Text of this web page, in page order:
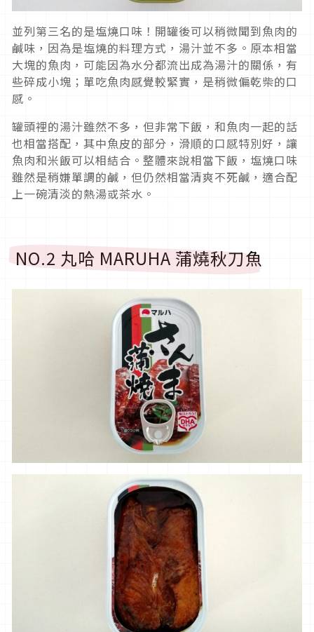
並列第三名的是塩燒口味！開罐後可以稍微聞到魚肉的
鹹味，因為是塩燒的料理方式，湯汁並不多。原本相當
大塊的魚肉，可能因為水分都流出成為湯汁的關係，有
些碎成小塊；單吃魚肉感覺較緊實，是稍微偏乾柴的口
感。
罐頭裡的湯汁雖然不多，但非常下飯，和魚肉一起的話
也相當搭配，其中魚皮的部分，滑順的口感特別好，讓
魚肉和米飯可以相結合。整體來說相當下飯，塩燒口味
雖然是稍嫌單調的鹹，但仍然相當清爽不死鹹，適合配
上一碗清淡的熱湯或茶水。
NO.2 丸哈 MARUHA 蒲燒秋刀魚